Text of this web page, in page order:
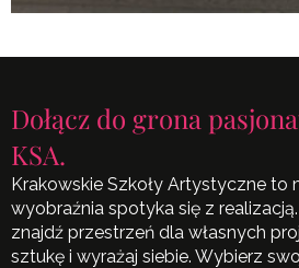
Dołącz do grona
KSA.
Krakowskie Szkoły Artystyczne to
wyobraźnia spotyka się z
znajdź przestrzeń dla własnych
sztukę i wyrażaj siebie. Wybierz